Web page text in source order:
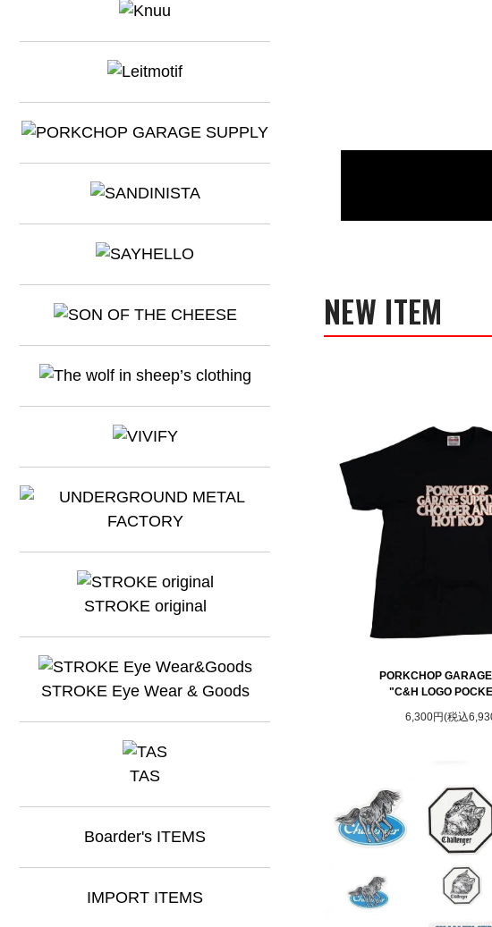
STROKE original
STROKE Eye Wear & Goods
TAS
Boarder's ITEMS
IMPORT ITEMS
NEW ITEM
PORKCHOP
"C&H LOGO
6,300円(税込